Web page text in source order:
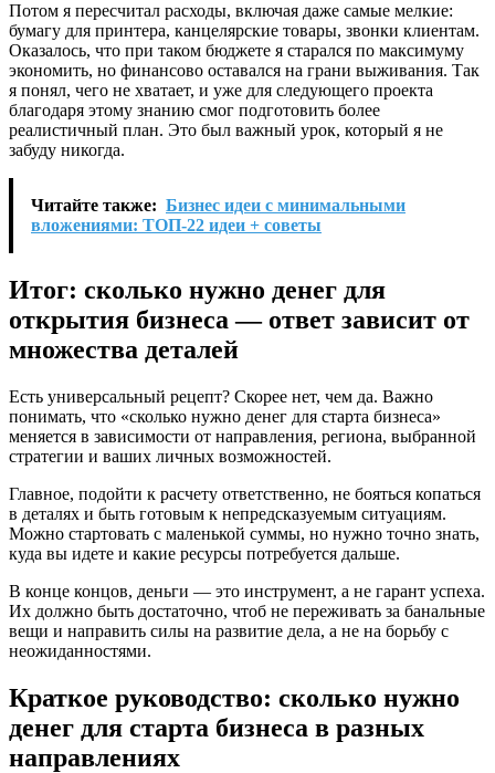
Потом я пересчитал расходы, включая даже самые мелкие:
бумагу для принтера, канцелярские товары, звонки клиентам.
Оказалось, что при таком бюджете я старался по максимуму
экономить, но финансово оставался на грани выживания. Так
я понял, чего не хватает, и уже для следующего проекта
благодаря этому знанию смог подготовить более
реалистичный план. Это был важный урок, который я не
забуду никогда.
Читайте также: Бизнес идеи с минимальными
вложениями: ТОП-22 идеи + советы
Итог: сколько нужно денег для
открытия бизнеса — ответ зависит от
множества деталей
Есть универсальный рецепт? Скорее нет, чем да. Важно
понимать, что «сколько нужно денег для старта бизнеса»
меняется в зависимости от направления, региона, выбранной
стратегии и ваших личных возможностей.
Главное, подойти к расчету ответственно, не бояться копаться
в деталях и быть готовым к непредсказуемым ситуациям.
Можно стартовать с маленькой суммы, но нужно точно знать,
куда вы идете и какие ресурсы потребуется дальше.
В конце концов, деньги — это инструмент, а не гарант успеха.
Их должно быть достаточно, чтоб не переживать за банальные
вещи и направить силы на развитие дела, а не на борьбу с
неожиданностями.
Краткое руководство: сколько нужно
денег для старта бизнеса в разных
направлениях